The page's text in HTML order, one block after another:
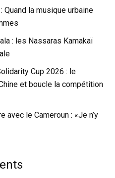
Quand la musique urbaine
: les Nassaras Kamakaï
Cup 2026 : le
et boucle la compétition
avec le Cameroun : «Je n’y